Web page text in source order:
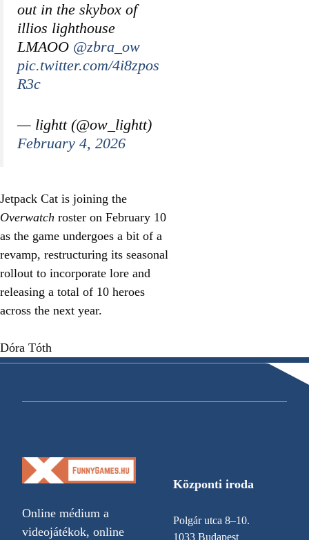
out in the skybox of
illios lighthouse
LMAOO @zbra_ow
pic.twitter.com/4i8zpos
R3c
— lightt (@ow_lightt)
February 4, 2026
Jetpack Cat is joining the
Overwatch roster on February 10
as the game undergoes a bit of a
revamp, restructuring its seasonal
rollout to incorporate lore and
releasing a total of 10 heroes
across the next year.
Dóra Tóth
Online médium a
videojátékok, online
Központi iroda
Polgár utca 8–10.
1033 Budapest